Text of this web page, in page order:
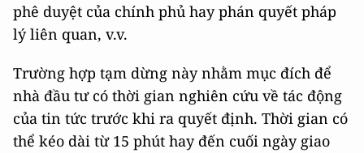
phê duyệt của chính phủ hay phán quyết pháp
lý liên quan, v.v.
Trường hợp tạm dừng này nhằm mục đích để
nhà đầu tư có thời gian nghiên cứu về tác động
của tin tức trước khi ra quyết định. Thời gian có
thể kéo dài từ 15 phút hay đến cuối ngày giao